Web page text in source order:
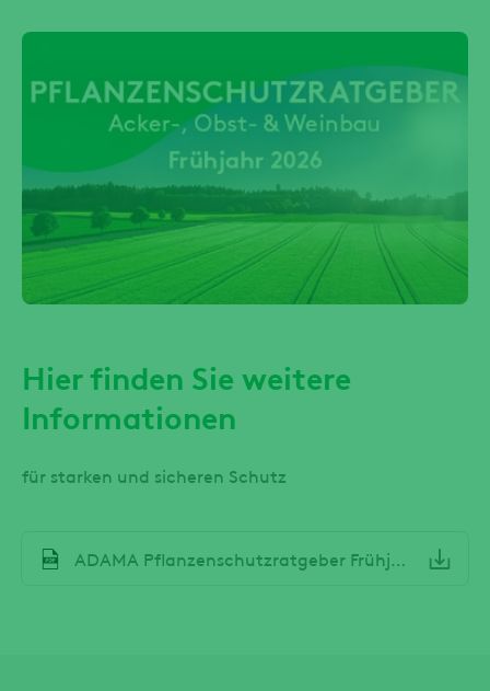
Hier finden Sie weitere
Informationen
für starken und sicheren Schutz
File
ADAMA Pflanzenschutzratgeber Frühjahr 2026 Österreich